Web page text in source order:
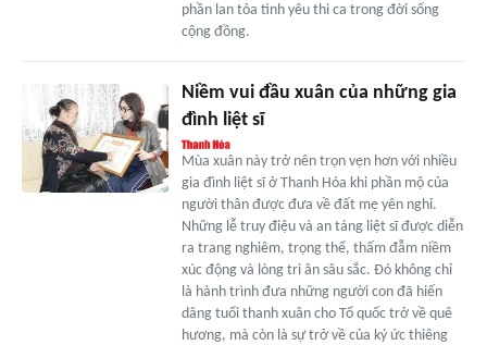
phần lan tỏa tình yêu thi ca trong đời sống
cộng đồng.
Niềm vui đầu xuân của những gia
đình liệt sĩ
Mùa xuân này trở nên trọn vẹn hơn với nhiều
gia đình liệt sĩ ở Thanh Hóa khi phần mộ của
người thân được đưa về đất mẹ yên nghỉ.
Những lễ truy điệu và an táng liệt sĩ được diễn
ra trang nghiêm, trọng thể, thấm đẫm niềm
xúc động và lòng tri ân sâu sắc. Đó không chỉ
là hành trình đưa những người con đã hiến
dâng tuổi thanh xuân cho Tổ quốc trở về quê
hương, mà còn là sự trở về của ký ức thiêng